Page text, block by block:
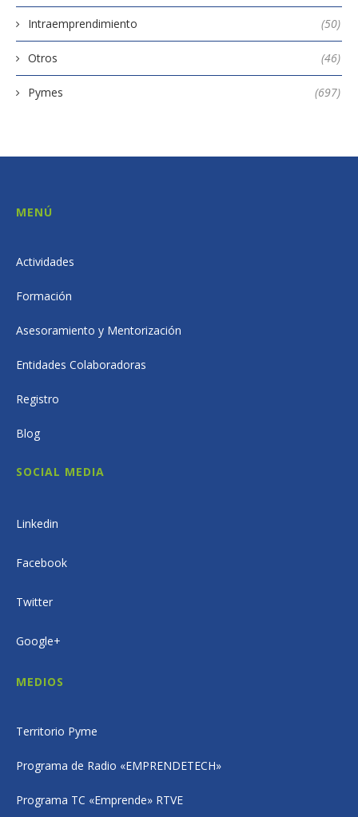
Intraemprendimiento (50)
Otros (46)
Pymes (697)
MENÚ
Actividades
Formación
Asesoramiento y Mentorización
Entidades Colaboradoras
Registro
Blog
SOCIAL MEDIA
Linkedin
Facebook
Twitter
Google+
MEDIOS
Territorio Pyme
Programa de Radio «EMPRENDETECH»
Programa TC «Emprende» RTVE